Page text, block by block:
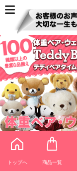
トップへ 商品一覧